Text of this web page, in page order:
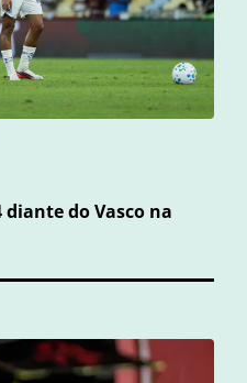
diante do Vasco na